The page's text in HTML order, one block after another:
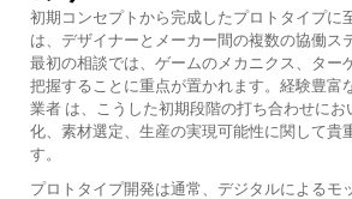
初期コンセプトから完成したプロトタイプに
は、デザイナーとメーカー間の複数の協働ス
最初の相談では、ゲームのメカニクス、ター
把握することに重点が置かれます。経験豊富
業者 は、こうした初期段階の打ち合わせにお
化、素材選定、生産の実現可能性に関して貴
す。
プロトタイプ開発は通常、デジタルによるモ